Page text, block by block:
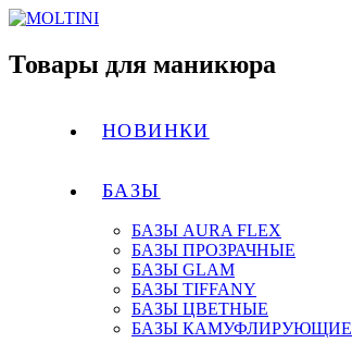
Товары для маникюра
НОВИНКИ
БАЗЫ
БАЗЫ AURA FLEX
БАЗЫ ПРОЗРАЧНЫЕ
БАЗЫ GLAM
БАЗЫ TIFFANY
БАЗЫ ЦВЕТНЫЕ
БАЗЫ КАМУФЛИРУЮЩИЕ